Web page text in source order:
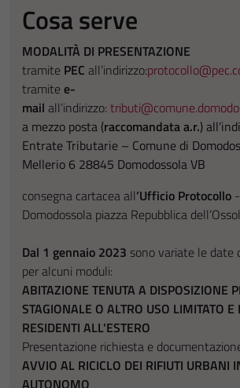
Cosa serve
MODALITÀ DI PRESENTAZIONE
tramite PEC all’indirizzo:
tramitee-
mail all’indirizzo:
a mezzo posta (raccomandata a.r.)
Entrate Tributarie – Comune di
Mellerio 6 28845 Domodossola VB
consegna cartacea all’Ufficio Protocollo
Domodossola piazza Repubblica
Dal 1 gennaio 2023 sono variate le date
per alcuni moduli:
ABITAZIONE TENUTA A DISPOSIZIONE
STAGIONALE O ALTRO USO LIMITATO
RESIDENTI ALL'ESTERO
Presentazione richiesta e
AVVIO AL RICICLO DEI RIFIUTI URBANI
AUTONOMO